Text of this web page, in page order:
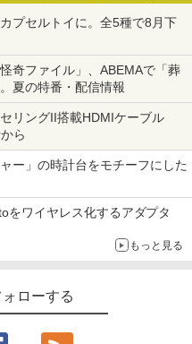
プセルトイに。全5種で8月下
奇ファイル」、ABEMAで「葬
夏の特番・配信情報
リングII搭載HDMIケーブル
ら
ー」の時計台をモチーフにした
をワイヤレス化するアダプタ
もっと見る
ローする